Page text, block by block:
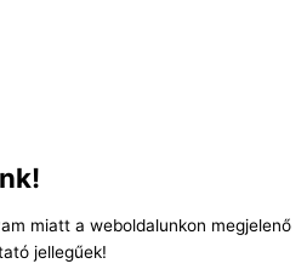
miatt a weboldalunkon megjelenő
jellegűek!